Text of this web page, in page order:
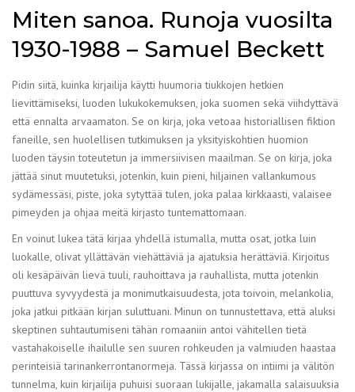
Miten sanoa. Runoja vuosilta
1930-1988 – Samuel Beckett
Pidin siitä, kuinka kirjailija käytti huumoria tiukkojen hetkien
lievittämiseksi, luoden lukukokemuksen, joka suomen sekä viihdyttävä
että ennalta arvaamaton. Se on kirja, joka vetoaa historiallisen fiktion
faneille, sen huolellisen tutkimuksen ja yksityiskohtien huomion
luoden täysin toteutetun ja immersiivisen maailman. Se on kirja, joka
jättää sinut muutetuksi, jotenkin, kuin pieni, hiljainen vallankumous
sydämessäsi, piste, joka sytyttää tulen, joka palaa kirkkaasti, valaisee
pimeyden ja ohjaa meitä kirjasto tuntemattomaan.
En voinut lukea tätä kirjaa yhdellä istumalla, mutta osat, jotka luin
luokalle, olivat yllättävän viehättäviä ja ajatuksia herättäviä. Kirjoitus
oli kesäpäivän lievä tuuli, rauhoittava ja rauhallista, mutta jotenkin
puuttuva syvyydestä ja monimutkaisuudesta, jota toivoin, melankolia,
joka jatkui pitkään kirjan suluttuani. Minun on tunnustettava, että aluksi
skeptinen suhtautumiseni tähän romaaniin antoi vähitellen tietä
vastahakoiselle ihailulle sen suuren rohkeuden ja valmiuden haastaa
perinteisiä tarinankerrontanormeja. Tässä kirjassa on intiimi ja välitön
tunnelma, kuin kirjailija puhuisi suoraan lukijalle, jakamalla salaisuuksia